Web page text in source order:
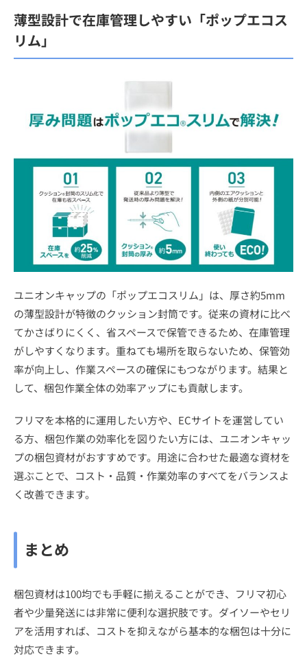
薄型設計で在庫管理しやすい「ポップエコス
リム」
ユニオンキャップの「ポップエコスリム」は、厚さ約5mm
の薄型設計が特徴のクッション封筒です。従来の資材に比べ
てかさばりにくく、省スペースで保管できるため、在庫管理
がしやすくなります。重ねても場所を取らないため、保管効
率が向上し、作業スペースの確保にもつながります。結果と
して、梱包作業全体の効率アップにも貢献します。
フリマを本格的に運用したい方や、ECサイトを運営してい
る方、梱包作業の効率化を図りたい方には、ユニオンキャッ
プの梱包資材がおすすめです。用途に合わせた最適な資材を
選ぶことで、コスト・品質・作業効率のすべてをバランスよ
く改善できます。
まとめ
梱包資材は100均でも手軽に揃えることができ、フリマ初心
者や少量発送には非常に便利な選択肢です。ダイソーやセリ
アを活用すれば、コストを抑えながら基本的な梱包は十分に
対応できます。